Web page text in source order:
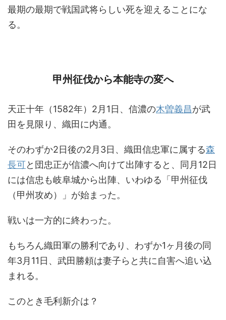
最期の最期で戦国武将らしい死を迎えることにな
る。
甲州征伐から本能寺の変へ
天正十年（1582年）2月1日、信濃の木曽義昌が武
田を見限り、織田に内通。
そのわずか2日後の2月3日、織田信忠軍に属する森
長可と団忠正が信濃へ向けて出陣すると、同月12日
には信忠も岐阜城から出陣、いわゆる「甲州征伐
（甲州攻め）」が始まった。
戦いは一方的に終わった。
もちろん織田軍の勝利であり、わずか1ヶ月後の同
年3月11日、武田勝頼は妻子らと共に自害へ追い込
まれる。
このとき毛利新介は？